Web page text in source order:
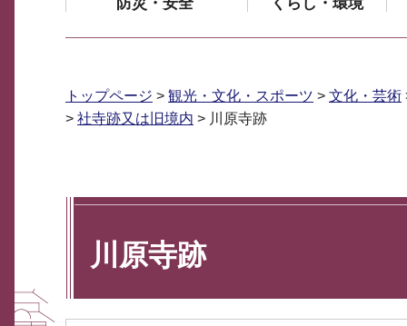
トップページ > 観光・文化・スポーツ > 文化・芸術
> 社寺跡又は旧境内 > 川原寺跡
川原寺跡